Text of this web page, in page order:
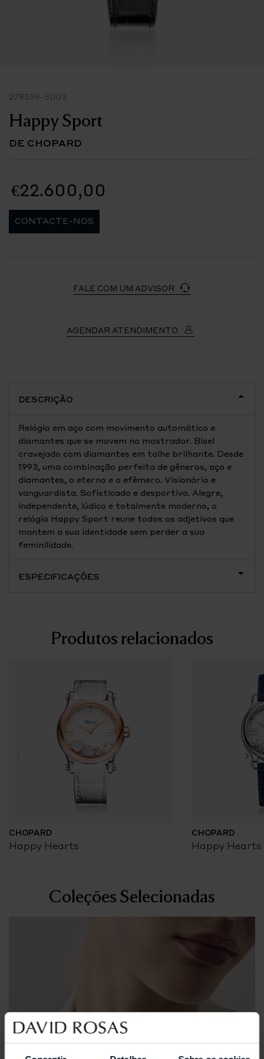
278559-3003
Happy Sport
DE CHOPARD
€22.600,00
CONTACTE-NOS
FALE COM UM ADVISOR
AGENDAR ATENDIMENTO
DESCRIÇÃO
Relógio em aço com movimento automático e
diamantes que se movem no mostrador. Bisel
cravejado com diamantes em talhe brilhante. Desde
1993, uma combinação perfeita de gêneros, aço e
diamantes, o eterno e o efêmero. Visionário e
vanguardista. Sofisticado e desportivo. Alegre,
independente, lúdico e totalmente moderno, o
relógio Happy Sport reune todos os adjetivos que
mantem a sua identidade sem perder a sua
feminilidade.
ESPECIFICAÇÕES
Produtos relacionados
CHOPARD
Happy Hearts
CHOPARD
Happy Hearts
Coleções Selecionadas